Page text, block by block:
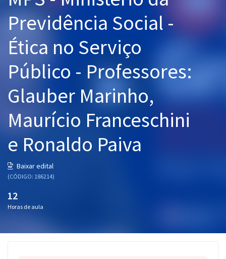
Graduação
Mentorias
Questões grátis
Conteúdo gratuito
Blog
Aprovados
Atendimento
Previdência Social -
Ética no Serviço
Público - Professores:
Glauber Marinho,
Maurício Franceschini
e Ronaldo Paiva
Baixar edital
(CÓDIGO: 186214)
12
Horas de aula